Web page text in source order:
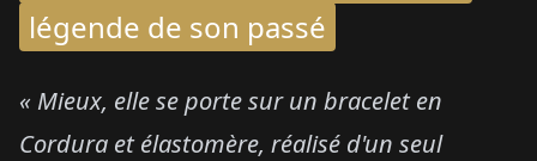
légende de son passé
« Mieux, elle se porte sur un bracelet en
Cordura et élastomère, réalisé d'un seul